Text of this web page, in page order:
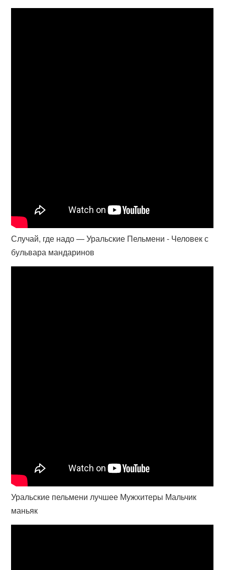
Случай, где надо — Уральские Пельмени - Человек с
бульвара мандаринов
Уральские пельмени лучшее Мужхитеры Мальчик
маньяк